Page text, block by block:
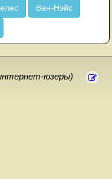
Ван-Нэйс
юзеры)